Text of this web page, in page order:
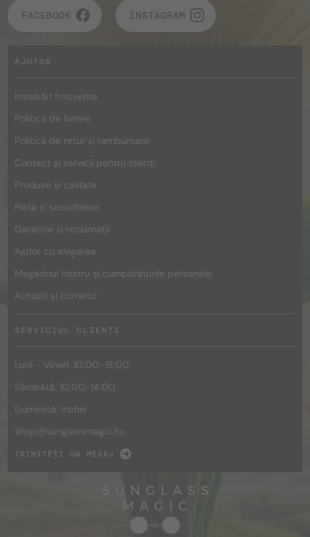
FACEBOOK INSTAGRAM
AJUTOR
Întrebări frecvente
Politica de livrare
Politica de retur și rambursare
Contact și servicii pentru clienți
Produse și calitate
Plata și securitatea
Garanție și reclamații
Ajutor cu alegerea
Magazinul nostru și cumpărăturile personale
Achiziții și comenzi
SERVICIUL CLIENȚI
Luni - Vineri: 10:00-18:00
Sâmbătă: 10:00-14:00
Duminică: închis
shop@sunglassmagic.hu
TRIMITEȚI UN MESAJ